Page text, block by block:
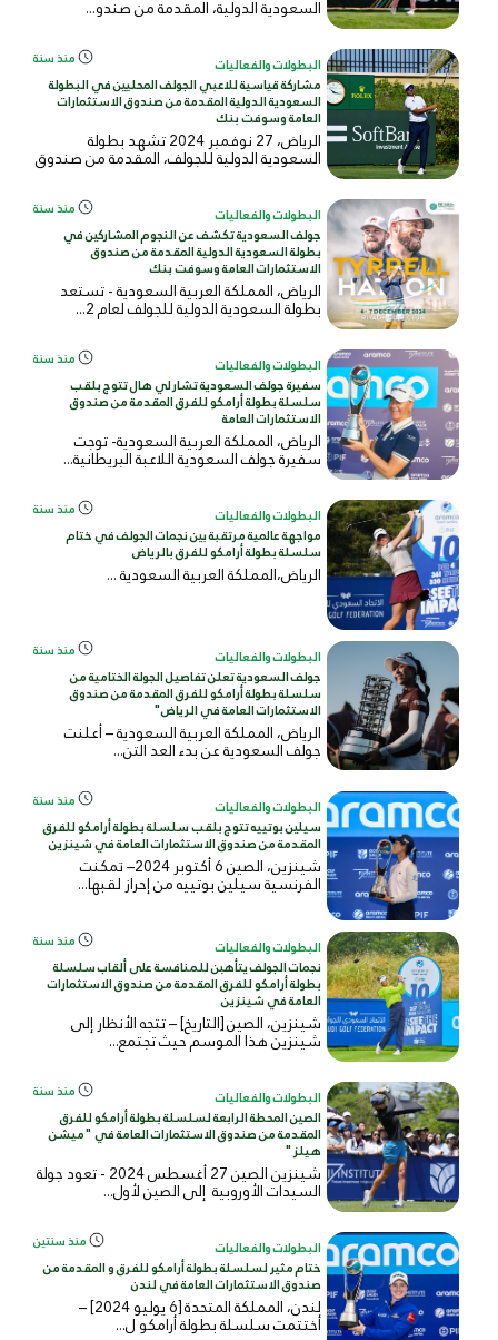
السعودية الدولية، المقدمة من صندو...
البطولات والفعاليات منذ سنة
مشاركة قياسية للاعبي الجولف المحليين في البطولة
السعودية الدولية المقدمة من صندوق الاستثمارات
العامة وسوفت بنك
الرياض، 27 نوفمبر 2024 تشهد بطولة
السعودية الدولية للجولف، المقدمة من صندوق
البطولات والفعاليات منذ سنة
جولف السعودية تكشف عن النجوم المشاركين في
بطولة السعودية الدولية المقدمة من صندوق
الاستثمارات العامة وسوفت بنك
الرياض، المملكة العربية السعودية - تستعد
بطولة السعودية الدولية للجولف لعام 2...
البطولات والفعاليات منذ سنة
سفيرة جولف السعودية تشارلي هال تتوج بلقب
سلسلة بطولة أرامكو للفرق المقدمة من صندوق
الاستثمارات العامة
الرياض، المملكة العربية السعودية- توجت
سفيرة جولف السعودية اللاعبة البريطانية...
البطولات والفعاليات منذ سنة
مواجهة عالمية مرتقبة بين نجمات الجولف في ختام
سلسلة بطولة أرامكو للفرق بالرياض
الرياض،المملكة العربيةالسعودية...
البطولات والفعاليات منذ سنة
جولف السعودية تعلن تفاصيل الجولة الختامية من
سلسلة بطولة أرامكو للفرق المقدمة من صندوق
الاستثمارات العامة في الرياض"
الرياض، المملكة العربية السعودية – أعلنت
جولف السعودية عن بدء العد التن...
البطولات والفعاليات منذ سنة
سيلين بوتييه تتوج بلقب سلسلة بطولة أرامكو للفرق
المقدمة من صندوق الاستثمارات العامة في شينزين
شينزين، الصين 6 أكتوبر 2024– تمكنت
الفرنسية سيلين بوتييه من إحراز لقبها...
البطولات والفعاليات منذ سنة
نجمات الجولف يتأهبن للمنافسة على ألقاب سلسلة
بطولة أرامكو للفرق المقدمة من صندوق الاستثمارات
العامة في شينزين
شينزين، الصين [التاريخ] – تتجه الأنظار إلى
شينزين هذا الموسم حيث تجتمع...
البطولات والفعاليات منذ سنة
الصين المحطة الرابعة لسلسلة بطولة أرامكو للفرق
المقدمة من صندوق الاستثمارات العامة في "ميشن
هيلز"
شينزين الصين 27 أغسطس 2024 - تعود جولة
السيدات الأوروبية إلى الصين لأول...
البطولات والفعاليات منذ سنتين
ختام مثير لسلسلة بطولة أرامكو للفرق و المقدمة من
صندوق الاستثمارات العامة في لندن
لندن، المملكة المتحدة [6 يوليو 2024] –
أختتمت سلسلة بطولة أرامكو ل...